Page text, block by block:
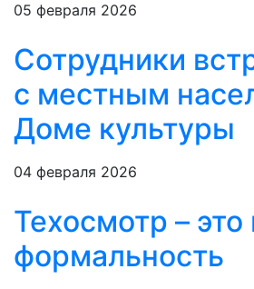
05 февраля 2026
Сотрудники
с местным
Доме культуры
04 февраля 2026
Техосмотр –
формальность